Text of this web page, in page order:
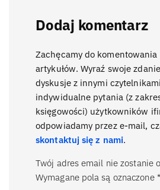
Dodaj komentarz
Zachęcamy do komentowania
artykułów. Wyraź swoje
dyskusje z innymi
indywidualne pytania (z
księgowości) użytkowników
odpowiadamy przez e-mail,
skontaktuj się z nami.
Twój adres email nie zostanie
Wymagane pola są oznaczone *